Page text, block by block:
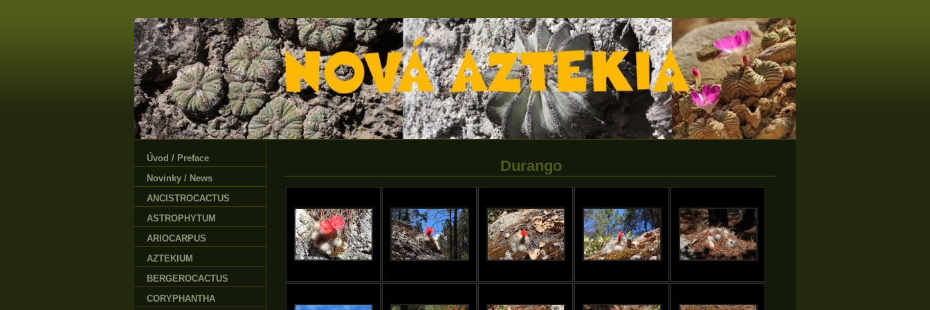
Durango
Úvod / Preface
Novinky / News
ANCISTROCACTUS
ASTROPHYTUM
ARIOCARPUS
AZTEKIUM
BERGEROCACTUS
CORYPHANTHA